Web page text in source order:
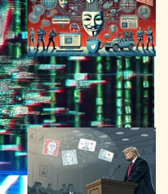
ディープフェイクの脅威拡
大、政治を揺るがす情報操作
の現実
AI（人工知能）ニュース
2024年2月16日0:17